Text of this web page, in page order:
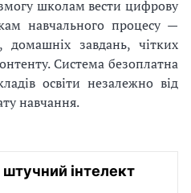
школам вести цифрову
навчального процесу —
завдань, чітких
Система безоплатна
освіти незалежно від
навчання.
інтелект